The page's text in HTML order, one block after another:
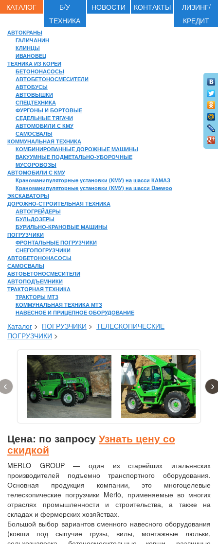
КАТАЛОГ
Б/У
ТЕХНИКА
НОВОСТИ КОНТАКТЫ
ЛИЗИНГ/
КРЕДИТ
АВТОКРАНЫ
ГАЛИЧАНИН
КЛИНЦЫ
ИВАНОВЕЦ
ТЕХНИКА ИЗ КОРЕИ
БЕТОНОНАСОСЫ
АВТОБЕТОНОСМЕСИТЕЛИ
АВТОБУСЫ
АВТОВЫШКИ
СПЕЦТЕХНИКА
ФУРГОНЫ И БОРТОВЫЕ
СЕДЕЛЬНЫЕ ТЯГАЧИ
АВТОМОБИЛИ С КМУ
САМОСВАЛЫ
КОММУНАЛЬНАЯ ТЕХНИКА
КОМБИНИРОВАННЫЕ ДОРОЖНЫЕ МАШИНЫ
ВАКУУМНЫЕ ПОДМЕТАЛЬНО-УБОРОЧНЫЕ
МУСОРОВОЗЫ
АВТОМОБИЛИ С КМУ
Краноманипуляторные установки (КМУ) на шасси КАМАЗ
Краноманипуляторные установки (КМУ) на шасси Daewoo
ЭКСКАВАТОРЫ
ДОРОЖНО-СТРОИТЕЛЬНАЯ ТЕХНИКА
АВТОГРЕЙДЕРЫ
БУЛЬДОЗЕРЫ
БУРИЛЬНО-КРАНОВЫЕ МАШИНЫ
ПОГРУЗЧИКИ
ФРОНТАЛЬНЫЕ ПОГРУЗЧИКИ
СНЕГОПОГРУЗЧИКИ
АВТОБЕТОНОНАСОСЫ
САМОСВАЛЫ
АВТОБЕТОНОСМЕСИТЕЛИ
АВТОПОДЪЕМНИКИ
ТРАКТОРНАЯ ТЕХНИКА
ТРАКТОРЫ МТЗ
КОММУНАЛЬНАЯ ТЕХНИКА МТЗ
НАВЕСНОЕ И ПРИЦЕПНОЕ ОБОРУДОВАНИЕ
Каталог > ПОГРУЗЧИКИ > ТЕЛЕСКОПИЧЕСКИЕ
ПОГРУЗЧИКИ >
‹ ›
Цена: по запросу Узнать цену со
скидкой
MERLO GROUP — один из старейших итальянских
производителей подъемно транспортного оборудования.
Основная продукция компании, это многоцелевые
телескопические погрузчики Merlo, применяемые во многих
отраслях промышленности и строительства, а также на
складах и фермерских хозяйствах.
Большой выбор вариантов сменного навесного оборудования
(ковши под сыпучие грузы, вилы, монтажные люльки,